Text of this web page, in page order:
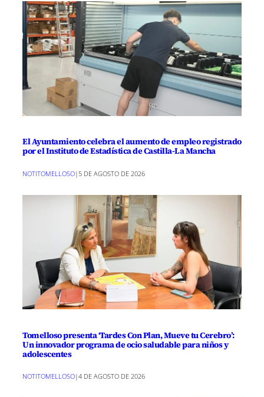
El Ayuntamiento celebra el aumento de empleo registrado
por el Instituto de Estadística de Castilla-La Mancha
NOTITOMELLOSO| 5 DE AGOSTO DE 2026
Tomelloso presenta ‘Tardes Con Plan, Mueve tu Cerebro’:
Un innovador programa de ocio saludable para niños y
adolescentes
NOTITOMELLOSO|4 DE AGOSTO DE 2026